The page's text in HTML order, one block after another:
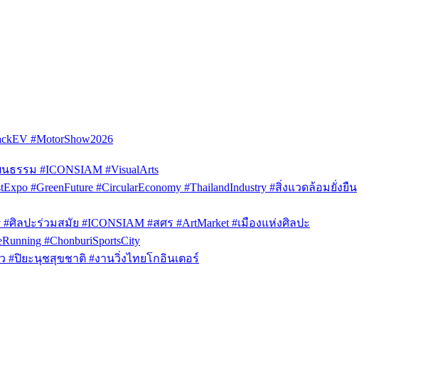
#MotorShow2026
รรม #ICONSIAM #VisualArts
#GreenFuture #CircularEconomy #ThailandIndustry #สิ่งแวดล้อมยั่งยืน
#ศิลปะร่วมสมัย #ICONSIAM #สศร #ArtMarket #เมืองแห่งศิลปะ
#ChonburiSportsCity
ว #ปิยะนุชสุขชาติ #งานวิ่งไทยโกอินเตอร์